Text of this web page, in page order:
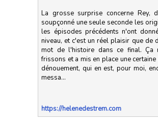
La grosse surprise concerne Rey,
soupçonné une seule seconde les
les épisodes précédents n'ont
niveau, et c'est un réel plaisir que de
mot de l'histoire dans ce final. Ça
frissons et a mis en place une
dénouement, qui en est, pour moi,
messa...
https://helenedestrem.com